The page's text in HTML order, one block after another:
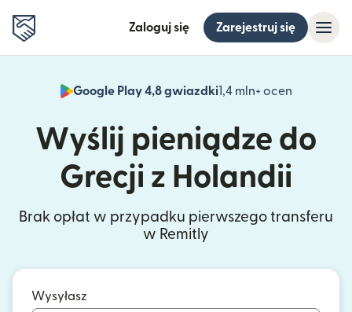
Zaloguj się Zarejestruj się
Google Play 4,8 gwiazdki1,4 mln+ ocen
(otwiera
Wyślij pieniądze do
Grecji z Holandii
Brak opłat w przypadku pierwszego transferu
w Remitly
Wysyłasz